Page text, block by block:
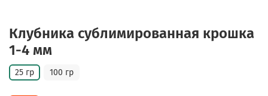
Клубника сублимированная крошка
1-4 мм
25 гр 100 гр